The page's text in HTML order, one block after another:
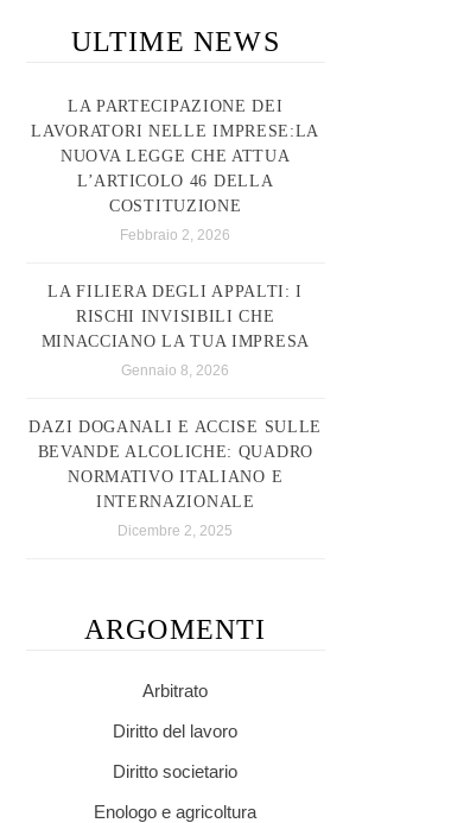
ULTIME NEWS
LA PARTECIPAZIONE DEI
LAVORATORI NELLE IMPRESE:LA
NUOVA LEGGE CHE ATTUA
L’ARTICOLO 46 DELLA
COSTITUZIONE
Febbraio 2, 2026
LA FILIERA DEGLI APPALTI: I
RISCHI INVISIBILI CHE
MINACCIANO LA TUA IMPRESA
Gennaio 8, 2026
DAZI DOGANALI E ACCISE SULLE
BEVANDE ALCOLICHE: QUADRO
NORMATIVO ITALIANO E
INTERNAZIONALE
Dicembre 2, 2025
ARGOMENTI
Arbitrato
Diritto del lavoro
Diritto societario
Enologo e agricoltura